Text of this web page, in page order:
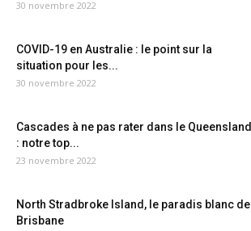
30 novembre 2022
COVID-19 en Australie : le point sur la
situation pour les...
30 novembre 2022
Cascades à ne pas rater dans le Queensland
: notre top...
23 novembre 2022
North Stradbroke Island, le paradis blanc de
Brisbane